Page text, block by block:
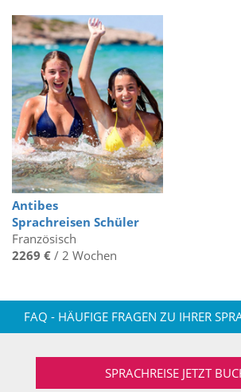
Antibes
Sprachreisen Schüler
Französisch
2269 € / 2 Wochen
FAQ - HÄUFIGE FRAGEN ZU IHRER
SPRACHREISE JETZT